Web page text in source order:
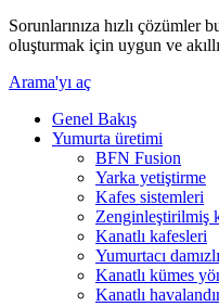
Sorunlarınıza hızlı
oluşturmak için uygun ve
Arama'yı aç
Genel Bakış
Yumurta üretimi
BFN Fusion
Yarka yetiştirme
Kafes sistemleri
Zenginleştirilmiş
Kanatlı kafesleri
Yumurtacı
Kanatlı kümes
Kanatlı